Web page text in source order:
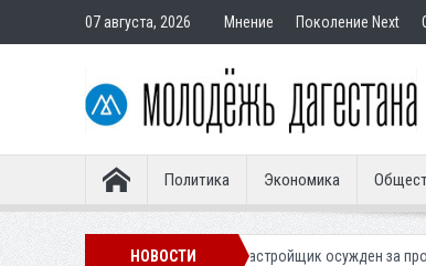
07 августа, 2026 Мнение Поколение Next
Политика Экономика
НОВОСТИ
В Дербенте застройщик осужден за продажу квартир